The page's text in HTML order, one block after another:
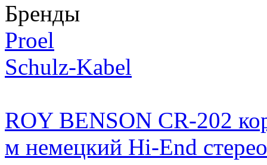
Бренды
Proel
Schulz-Kabel
ROY BENSON СR-202
м немецкий Hi-End